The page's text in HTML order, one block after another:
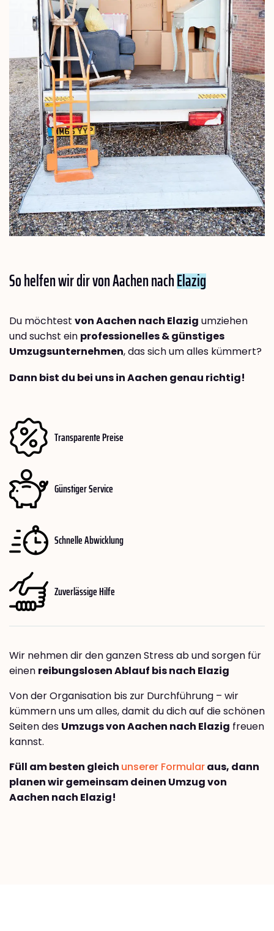
So helfen wir dir von Aachen nachElazig
Du möchtest von Aachen nach Elazig umziehen
und suchst ein professionelles & günstiges
Umzugsunternehmen, das sich um alles kümmert?
Dann bist du bei uns in Aachen genau richtig!
Transparente Preise
Günstiger Service
Schnelle Abwicklung
Zuverlässige Hilfe
Wir nehmen dir den ganzen Stress ab und sorgen für
einen reibungslosen Ablauf bis nach Elazig
Von der Organisation bis zur Durchführung – wir
kümmern uns um alles, damit du dich auf die schönen
Seiten des Umzugs von Aachen nach Elazig freuen
kannst.
Füll am besten gleich unserer Formularaus, dann
planen wir gemeinsam deinen Umzug von
Aachen nach Elazig!